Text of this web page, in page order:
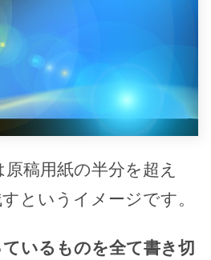
稿用紙の半分を超え
というイメージです。
いるものを全て書き切